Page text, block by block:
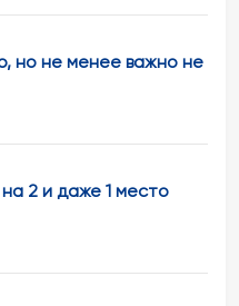
но не менее важно не
2 и даже 1 место